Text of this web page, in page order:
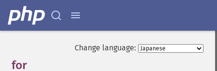
Change language:
for¶